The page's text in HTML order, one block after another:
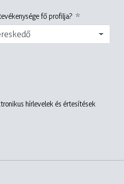
fő profilja?
hírlevelek és értesítések